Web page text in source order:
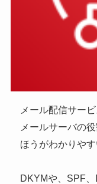
メール配信サービ
メールサーバの
ほうがわかりやす
DKYMや、SPF、